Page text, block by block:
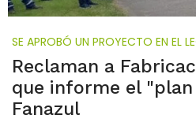
SE APROBÓ UN PROYECTO EN EL
Reclaman a
que informe el
Fanazul